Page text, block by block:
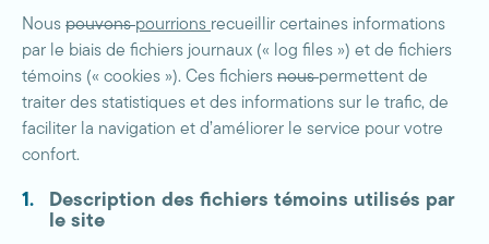
Nous pouvonspourrions recueillir certaines informations
par le biais de fichiers journaux (« log files ») et de fichiers
témoins (« cookies »). Ces fichiers nouspermettent de
traiter des statistiques et des informations sur le trafic, de
faciliter la navigation et d’améliorer le service pour votre
confort.
Description des fichiers témoins utilisés par
le site